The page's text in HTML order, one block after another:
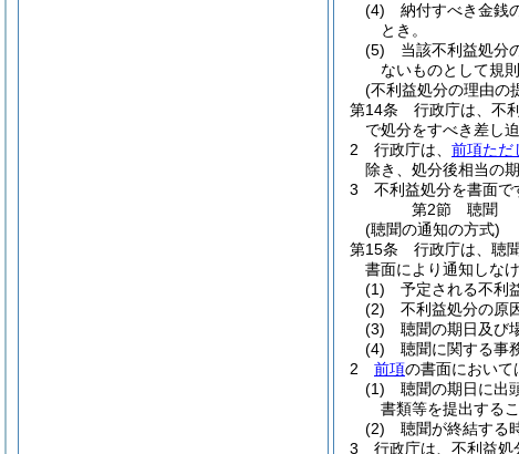
(4)
納付すべき金銭
とき。
(5)
当該不利益処分
ないものとして規
(不利益処分の理由の
第14条
行政庁は、不
で処分をすべき差し
2
行政庁は、 前項ただ
除き、処分後相当の期
3
不利益処分を書面で
第2節
聴聞
(聴聞の通知の方式)
第15条
行政庁は、聴
書面により通知しな
(1)
予定される不利
(2)
不利益処分の原
(3)
聴聞の期日及び
(4)
聴聞に関する事
2
前項の書面において
(1)
聴聞の期日に出
書類等を提出する
(2)
聴聞が終結する
3
行政庁は、不利益処